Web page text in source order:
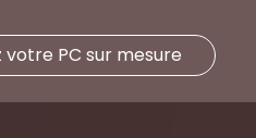
votre PC sur mesure